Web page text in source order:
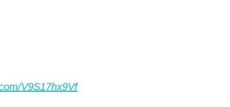
V9S17hx9Vf